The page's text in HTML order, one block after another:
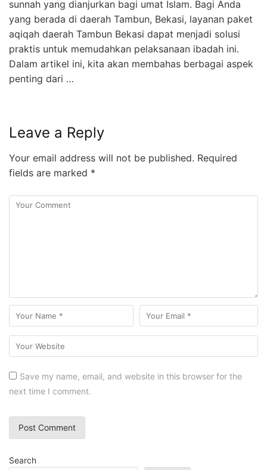
sunnah yang dianjurkan bagi umat Islam. Bagi Anda
yang berada di daerah Tambun, Bekasi, layanan paket
aqiqah daerah Tambun Bekasi dapat menjadi solusi
praktis untuk memudahkan pelaksanaan ibadah ini.
Dalam artikel ini, kita akan membahas berbagai aspek
penting dari …
Leave a Reply
Your email address will not be published. Required
fields are marked *
Save my name, email, and website in this browser for the
next time I comment.
Search